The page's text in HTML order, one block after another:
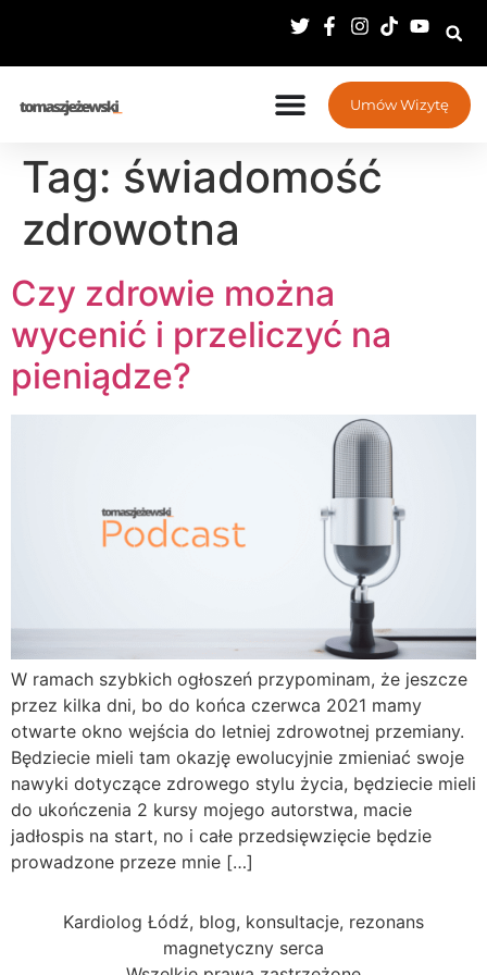
Umów Wizytę
Tag: świadomość
zdrowotna
Czy zdrowie można
wycenić i przeliczyć na
pieniądze?
W ramach szybkich ogłoszeń przypominam, że jeszcze
przez kilka dni, bo do końca czerwca 2021 mamy
otwarte okno wejścia do letniej zdrowotnej przemiany.
Będziecie mieli tam okazję ewolucyjnie zmieniać swoje
nawyki dotyczące zdrowego stylu życia, będziecie mieli
do ukończenia 2 kursy mojego autorstwa, macie
jadłospis na start, no i całe przedsięwzięcie będzie
prowadzone przeze mnie […]
Kardiolog Łódź, blog, konsultacje, rezonans
magnetyczny serca